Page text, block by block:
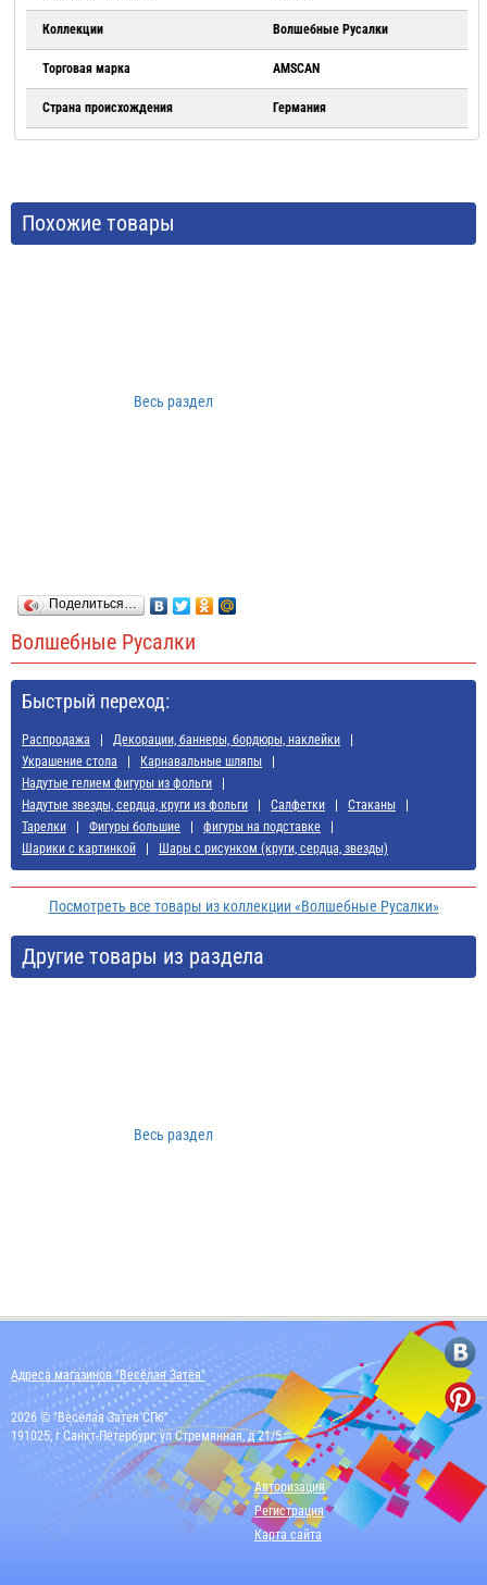
Коллекции Волшебные Русалки
Торговая марка AMSCAN
Страна происхождения Германия
Похожие товары
Весь раздел
Поделиться…
Волшебные Русалки
Быстрый переход:
Распродажа
Декорации, баннеры, бордюры, наклейки
Украшение стола
Карнавальные шляпы
Надутые гелием фигуры из фольги
Надутые звезды, сердца, круги из фольги
Салфетки
Стаканы
Тарелки
Фигуры большие
фигуры на подставке
Шарики с картинкой
Шары с рисунком (круги, сердца, звезды)
Посмотреть все товары из коллекции «Волшебные Русалки»
Другие товары из раздела
Весь раздел
Адреса магазинов "Весёлая Затея"
2026 © "Весёлая Затея СПб"
191025, г Санкт-Петербург, ул Стремянная, д 21/5
Авторизация
Регистрация
Карта сайта